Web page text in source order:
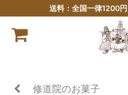
送料：全国一律1200
修道院のお菓子